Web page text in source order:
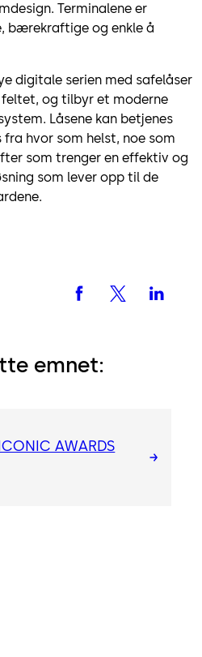
Terminalene er
bærekraftige og enkle å
digitale serien med safelåser
og tilbyr et moderne
Låsene kan betjenes
hvor som helst, noe som
som trenger en effektiv og
som lever opp til de
emnet:
AWARDS